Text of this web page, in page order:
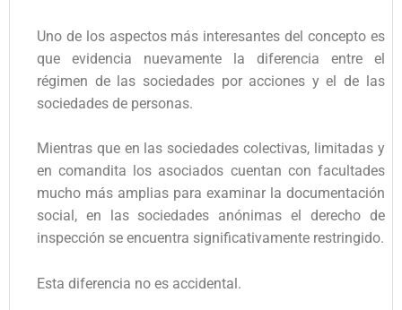
Uno de los aspectos más interesantes del concepto es
que evidencia nuevamente la diferencia entre el
régimen de las sociedades por acciones y el de las
sociedades de personas.
Mientras que en las sociedades colectivas, limitadas y
en comandita los asociados cuentan con facultades
mucho más amplias para examinar la documentación
social, en las sociedades anónimas el derecho de
inspección se encuentra significativamente restringido.
Esta diferencia no es accidental.